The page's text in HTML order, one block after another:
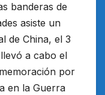
banderas de
asiste un
de China, el 3
a cabo el
por
en la Guerra